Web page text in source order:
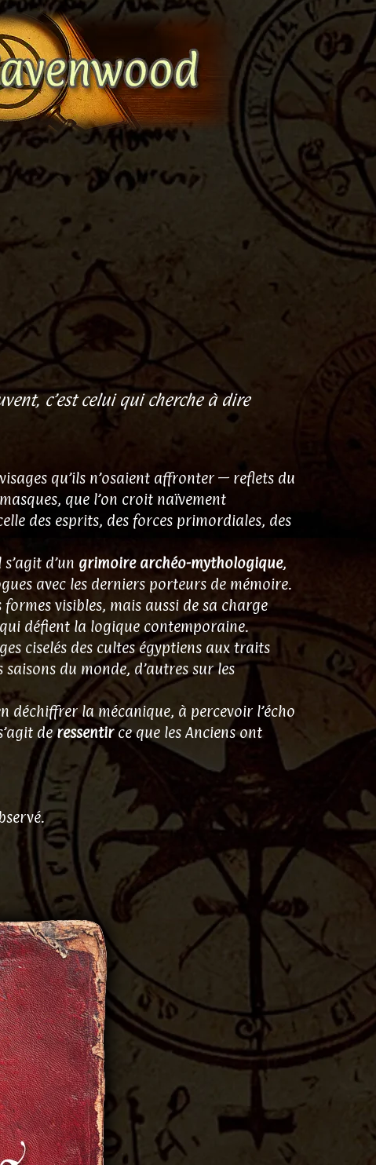
c’est celui qui cherche à dire
qu’ils n’osaient affronter — reflets du
que l’on croit naïvement
des esprits, des forces primordiales, des
d’un grimoire archéo-mythologique,
avec les derniers porteurs de mémoire.
visibles, mais aussi de sa charge
défient la logique contemporaine.
ciselés des cultes égyptiens aux traits
du monde, d’autres sur les
déchiffrer la mécanique, à percevoir l’écho
deressentirce que les Anciens ont